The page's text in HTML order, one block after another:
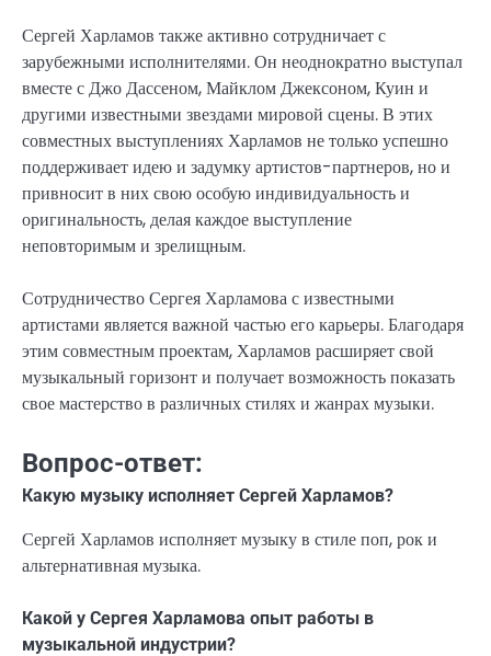
Сергей Харламов также активно сотрудничает с
зарубежными исполнителями. Он неоднократно выступал
вместе с Джо Дассеном, Майклом Джексоном, Куин и
другими известными звездами мировой сцены. В этих
совместных выступлениях Харламов не только успешно
поддерживает идею и задумку артистов-партнеров, но и
привносит в них свою особую индивидуальность и
оригинальность, делая каждое выступление
неповторимым и зрелищным.
Сотрудничество Сергея Харламова с известными
артистами является важной частью его карьеры. Благодаря
этим совместным проектам, Харламов расширяет свой
музыкальный горизонт и получает возможность показать
свое мастерство в различных стилях и жанрах музыки.
Вопрос-ответ:
Какую музыку исполняет Сергей Харламов?
Сергей Харламов исполняет музыку в стиле поп, рок и
альтернативная музыка.
Какой у Сергея Харламова опыт работы в
музыкальной индустрии?